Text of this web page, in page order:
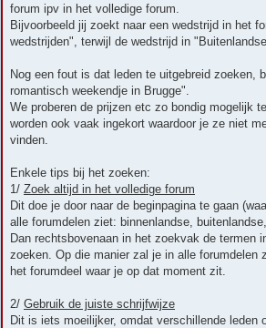
forum ipv in het volledige forum.
Bijvoorbeeld jij zoekt naar een wedstrijd in het
wedstrijden", terwijl de wedstrijd in
Nog een fout is dat leden te uitgebreid zoeken,
romantisch weekendje in Brugge".
We proberen de prijzen etc zo bondig mogelijk
worden ook vaak ingekort waardoor je ze niet
vinden.
Enkele tips bij het zoeken:
1/ Zoek altijd in het volledige forum
Dit doe je door naar de beginpagina te gaan
alle forumdelen ziet: binnenlandse,
Dan rechtsbovenaan in het zoekvak de termen
zoeken. Op die manier zal je in alle forumdelen
het forumdeel waar je op dat moment zit.
2/ Gebruik de juiste schrijfwijze
Dit is iets moeilijker, omdat verschillende leden